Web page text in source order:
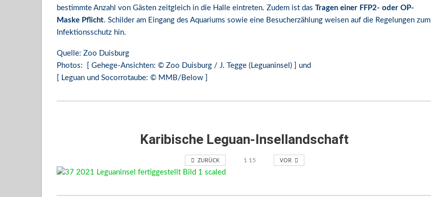
bestimmte Anzahl von Gästen zeitgleich in die Halle eintreten. Zudem ist das Tragen einer FFP2- oder OP-
Maske Pflicht. Schilder am Eingang des Aquariums sowie eine Besucherzählung weisen auf die Regelungen zum
Infektionsschutz hin.
Quelle: Zoo Duisburg
Photos: [ Gehege-Ansichten: © Zoo Duisburg / J. Tegge (Leguaninsel) ] und
[ Leguan und Socorrotaube: © MMB/Below ]
Karibische Leguan-Insellandschaft
ZURÜCK 1 15 VOR